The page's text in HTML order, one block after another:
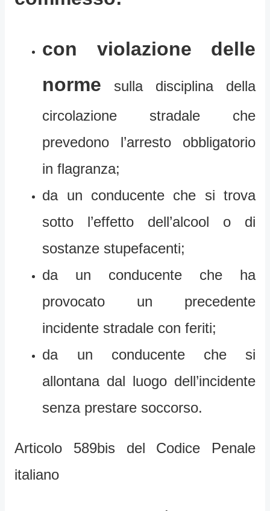
con violazione delle
norme sulla disciplina della
circolazione stradale che
prevedono l’arresto obbligatorio
in flagranza;
da un conducente che si trova
sotto l’effetto dell’alcool o di
sostanze stupefacenti;
da un conducente che ha
provocato un precedente
incidente stradale con feriti;
da un conducente che si
allontana dal luogo dell’incidente
senza prestare soccorso.
Articolo 589bis del Codice Penale
italiano